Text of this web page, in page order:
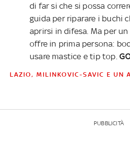
di far si che si possa
guida per riparare i buchi
aprirsi in difesa. Ma per
offre in prima persona:
usare mastice e tip top.
LAZIO, MILINKOVIC-SAVIC E
PUBBLICITÀ